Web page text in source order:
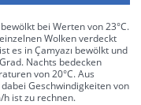
bei Werten von 23°C.
Wolken verdeckt
es in Çamyazı bewölkt und
Nachts bedecken
von 20°C. Aus
Geschwindigkeiten von
h ist zu rechnen.